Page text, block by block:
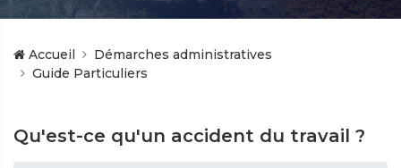
Accueil
Démarches administratives
Guide Particuliers
Qu'est-ce qu'un accident du travail ?